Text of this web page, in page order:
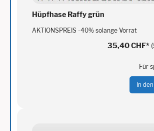
Hüpfhase Raffy grün
AKTIONSPREIS -40% solange Vorrat
35,40 CHF* (
Für
In